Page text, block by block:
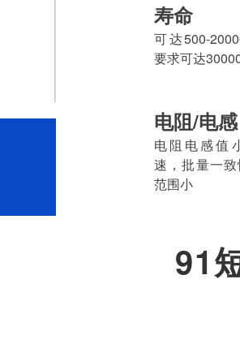
寿命
可达500-
要求可达
电阻/电感
电阻电感值
速，批量一
范围小
91
高效稳定的直流微电机：助力您的产品升级